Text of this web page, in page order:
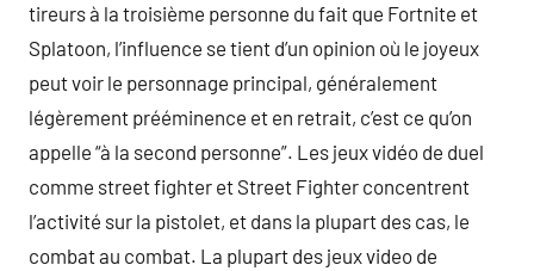
tireurs à la troisième personne du fait que Fortnite et
Splatoon, l’influence se tient d’un opinion où le joyeux
peut voir le personnage principal, généralement
légèrement prééminence et en retrait, c’est ce qu’on
appelle “à la second personne”. Les jeux vidéo de duel
comme street fighter et Street Fighter concentrent
l’activité sur la pistolet, et dans la plupart des cas, le
combat au combat. La plupart des jeux video de